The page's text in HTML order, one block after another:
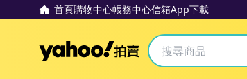
首頁購物中心帳務中心信箱App下載
Yahoo拍賣